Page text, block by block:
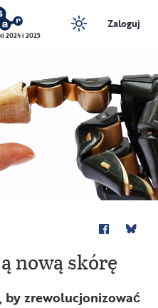
2024 i 2025
Zaloguj
nową skórę
by zrewolucjonizować